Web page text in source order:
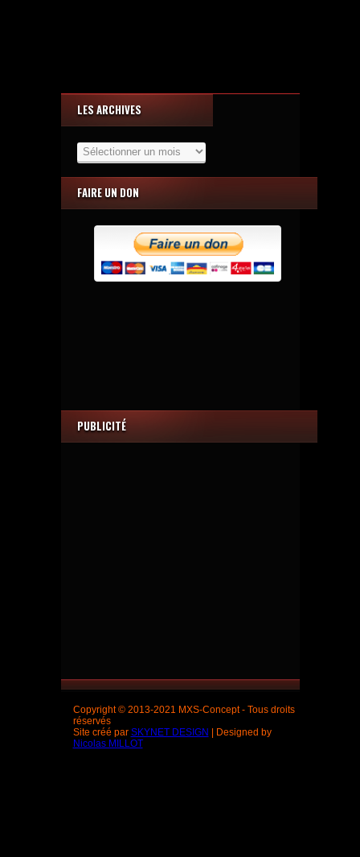
LES ARCHIVES
Archives
FAIRE UN DON
PUBLICITÉ
Copyright © 2013-2021 MXS-Concept - Tous droits
réservés
Site créé par SKYNET DESIGN
| Designed by
Nicolas MILLOT